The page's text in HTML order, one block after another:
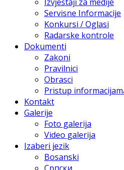
Servisne Informacije
Konkursi / Oglasi
Radarske kontrole
Dokumenti
Zakoni
Pravilnici
Obrasci
Pristup
Kontakt
Galerije
Foto galerija
Video galerija
Izaberi jezik
Bosanski